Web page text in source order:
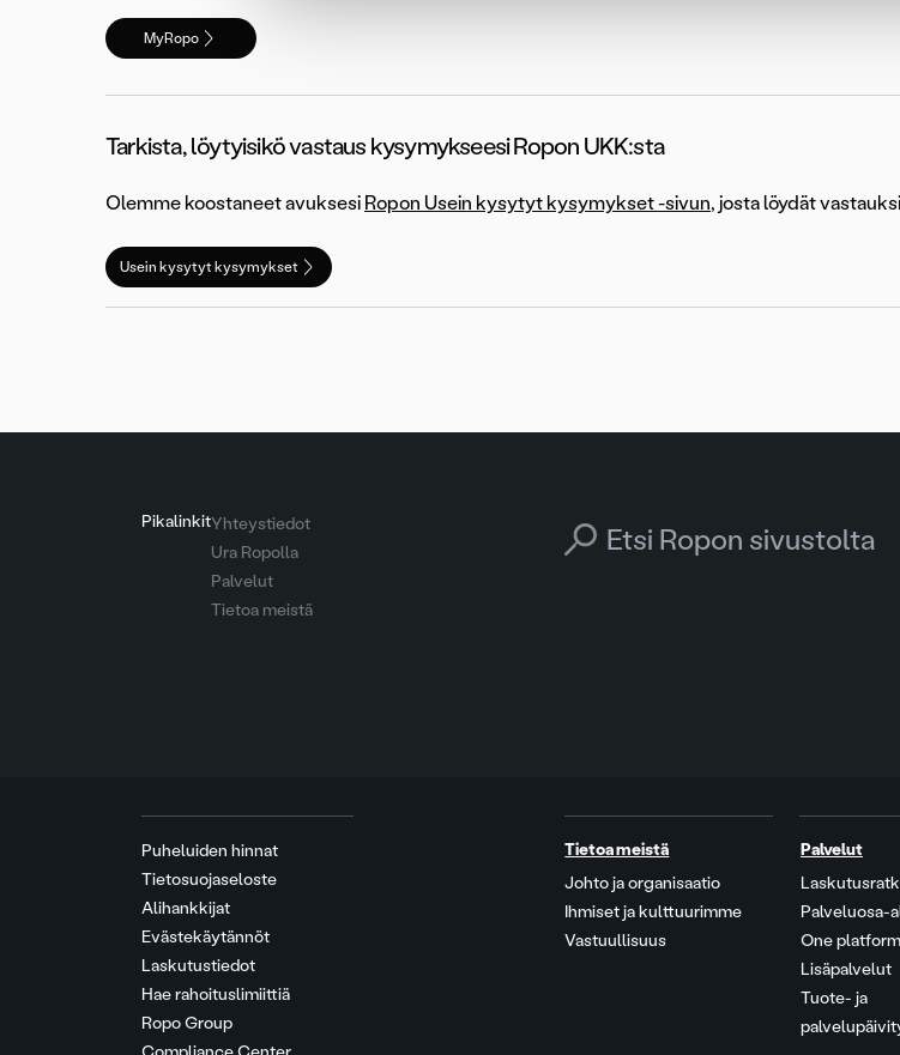
MyRopo
Tarkista, löytyisikö vastaus kysymykseesi Ropon UKK:sta
Olemme koostaneet avuksesi Ropon Usein kysytyt kysymykset -sivun, josta löydät
Usein kysytyt kysymykset
PikalinkitYhteystiedot
Ura Ropolla
Palvelut
Tietoa meistä
Search for:
Puheluiden hinnat
Tietosuojaseloste
Alihankkijat
Evästekäytännöt
Laskutustiedot
Hae rahoituslimiittiä
Ropo Group
Tietoa meistä
Johto ja organisaatio
Ihmiset ja kulttuurimme
Vastuullisuus
Palvelut
Palveluosa-
One platform
Lisäpalvelut
Tuote- ja